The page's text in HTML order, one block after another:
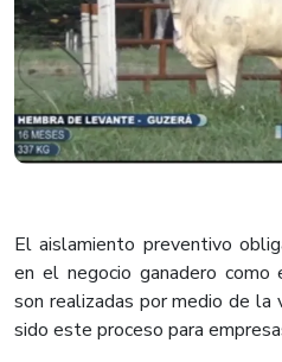
El aislamiento preventivo
en el negocio ganadero
son realizadas por medio de la
sido este proceso para